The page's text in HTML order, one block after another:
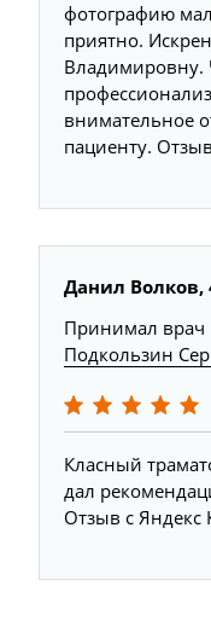
фотографию
приятно.
Владимировну.
внимательное
пациенту.
Данил Волков,
Принимал врач
Подкользин
Класный
дал
Отзыв с Яндекс